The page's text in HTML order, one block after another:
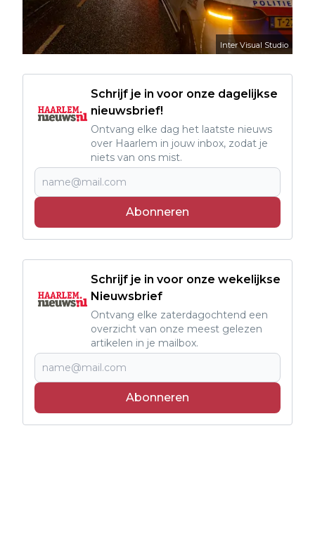
Inter Visual Studio
Schrijf je in voor onze dagelijkse
nieuwsbrief!
Ontvang elke dag het laatste nieuws
over Haarlem in jouw inbox, zodat je
niets van ons mist.
Abonneren
Schrijf je in voor onze wekelijkse
Nieuwsbrief
Ontvang elke zaterdagochtend een
overzicht van onze meest gelezen
artikelen in je mailbox.
Abonneren